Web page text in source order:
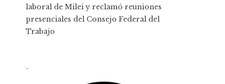
laboral de Milei y reclamó reuniones
presenciales del Consejo Federal del
Trabajo
-